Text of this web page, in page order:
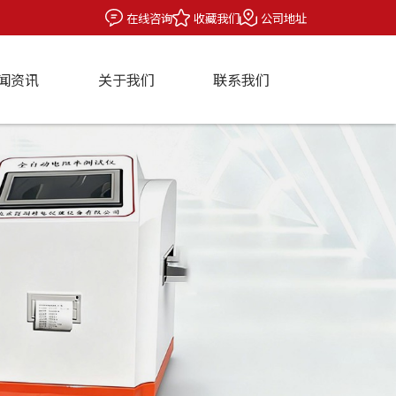
在线咨询 收藏我们 公司地址
资讯 关于我们 联系我们